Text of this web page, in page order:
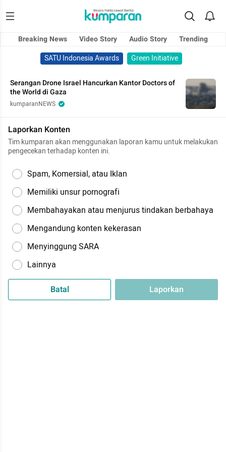
Breaking News Video Story Audio Story
Trending
SATU Indonesia Awards
Green Initiative
Serangan Drone Israel Hancurkan Kantor Doctors of
the World di Gaza
kumparanNEWS
Laporkan Konten
Tim kumparan akan menggunakan laporan kamu untuk melakukan
pengecekan terhadap konten ini.
Spam, Komersial, atau Iklan
Memiliki unsur pornografi
Membahayakan atau menjurus tindakan berbahaya
Mengandung konten kekerasan
Menyinggung SARA
Lainnya
Batal Laporkan